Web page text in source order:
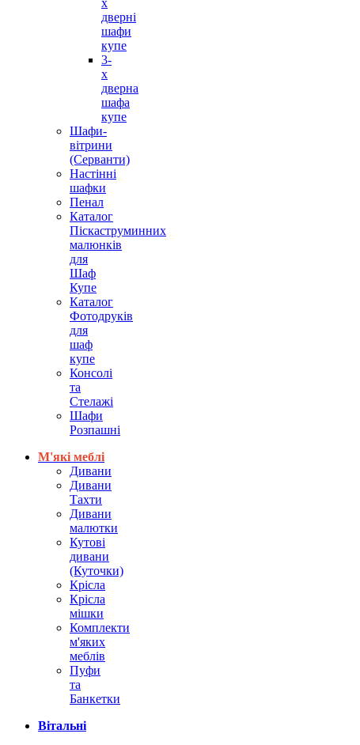
х
дверні
шафи
купе
3-
х
дверна
шафа
купе
Шафи-
вітрини
(Серванти)
Настінні
шафки
Пенал
Каталог
Піскаструминних
малюнків
для
Шаф
Купе
Каталог
Фотодруків
для
шаф
купе
Консолі
та
Стелажі
Шафи
Розпашні
М'які меблі
Дивани
Дивани
Тахти
Дивани
малютки
Кутові
дивани
(Куточки)
Крісла
Крісла
мішки
Комплекти
м'яких
меблів
Пуфи
та
Банкетки
Вітальні